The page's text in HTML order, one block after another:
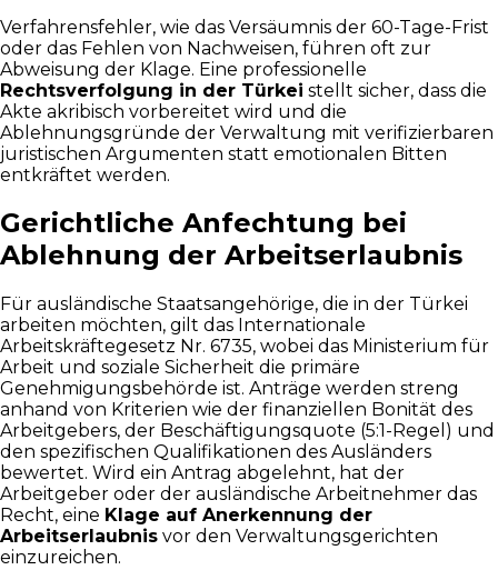
Verfahrensfehler, wie das Versäumnis der 60-Tage-Frist
oder das Fehlen von Nachweisen, führen oft zur
Abweisung der Klage. Eine professionelle
Rechtsverfolgung in der Türkei stellt sicher, dass die
Akte akribisch vorbereitet wird und die
Ablehnungsgründe der Verwaltung mit verifizierbaren
juristischen Argumenten statt emotionalen Bitten
entkräftet werden.
Gerichtliche Anfechtung bei
Ablehnung der Arbeitserlaubnis
Für ausländische Staatsangehörige, die in der Türkei
arbeiten möchten, gilt das Internationale
Arbeitskräftegesetz Nr. 6735, wobei das Ministerium für
Arbeit und soziale Sicherheit die primäre
Genehmigungsbehörde ist. Anträge werden streng
anhand von Kriterien wie der finanziellen Bonität des
Arbeitgebers, der Beschäftigungsquote (5:1-Regel) und
den spezifischen Qualifikationen des Ausländers
bewertet. Wird ein Antrag abgelehnt, hat der
Arbeitgeber oder der ausländische Arbeitnehmer das
Recht, eine Klage auf Anerkennung der
Arbeitserlaubnis vor den Verwaltungsgerichten
einzureichen.